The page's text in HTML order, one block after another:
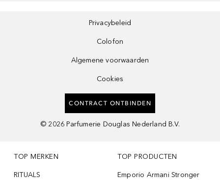
Privacybeleid
Colofon
Algemene voorwaarden
Cookies
CONTRACT ONTBINDEN
© 2026 Parfumerie Douglas Nederland B.V.
TOP MERKEN
RITUALS
TOP PRODUCTEN
Emporio Armani Stronger